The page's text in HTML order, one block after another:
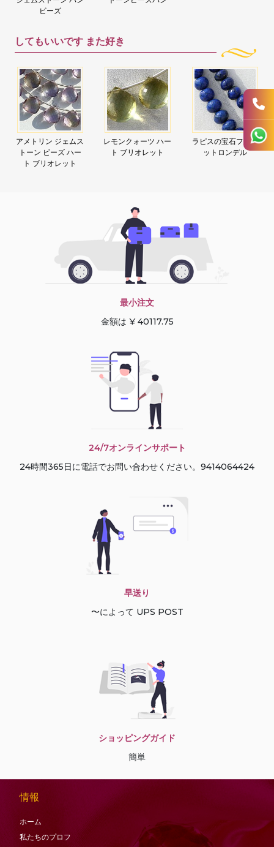
ビーズ
してもいいです また好き
アメトリン ジェムス
トーン ビーズ ハー
ト ブリオレット
レモンクォーツ ハー
ト ブリオレット
ラピスの宝石ファセ
ットロンデル
最小注文
金額は ¥ 40117.75
24/7オンラインサポート
24時間365日に電話でお問い合わせください。9414064424
早送り
〜によって UPS POST
ショッピングガイド
簡単
情報
ホーム
私たちのプロフ